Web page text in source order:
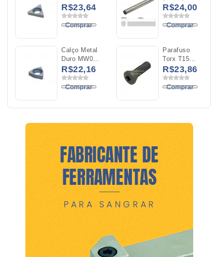
Para O
Inserto
TNMG 16
R$23,64
Comprar
Metal Duro
YK20
Diâmetro
R$24,00
Comprar
Calço Metal
Duro MW06
Para O
Inserto
WNMG 06
R$22,16
Comprar
Parafuso
Torx T15
M4X0,5x14mm
R$23,86
Comprar